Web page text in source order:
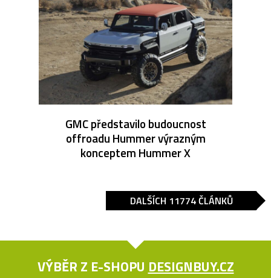
GMC představilo budoucnost
offroadu Hummer výrazným
konceptem Hummer X
DALŠÍCH 11774 ČLÁNKŮ
VÝBĚR Z E-SHOPU DESIGNBUY.CZ